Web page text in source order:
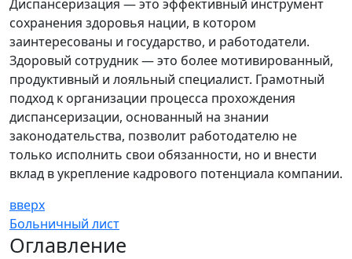
Диспансеризация — это эффективный инструмент
сохранения здоровья нации, в котором
заинтересованы и государство, и работодатели.
Здоровый сотрудник — это более мотивированный,
продуктивный и лояльный специалист. Грамотный
подход к организации процесса прохождения
диспансеризации, основанный на знании
законодательства, позволит работодателю не
только исполнить свои обязанности, но и внести
вклад в укрепление кадрового потенциала компании.
вверх
Больничный лист
Оглавление